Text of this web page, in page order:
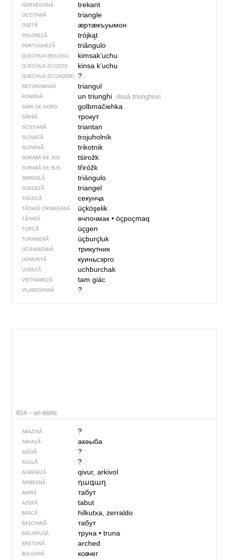
NORVEGIANĂ trekant
OCCITANĂ triangle
OSETĂ ӕртӕкъуымон
POLONEZĂ trójkąt
PORTUGHEZĂ triângulo
QUECHUA (BOLIVIA) kimsak’uchu
QUECHUA (CUZCO) kinsa k’uchu
QUECHUA (ECUADOR) ?
RETOROMANĂ triangul
ROMÂNĂ un triunghi două triunghiuri
SAMI DE NORD golbmačiehka
SÂRBĂ трокут
SCOȚIANĂ triantan
SLOVACĂ trojuholník
SLOVENĂ trikotnik
SORABĂ DE JOS tśirožk
SORABĂ DE SUS třiróžk
SPANIOLĂ triángulo
SUEDEZĂ triangel
TADJICĂ секунҷа
TĂTARĂ CRIMEEANĂ üçköşelik
TĂTARĂ өчпочмак• öçpoçmaq
TURCĂ üçgen
TURKMENĂ üçburçluk
UCRAINEANĂ трикутник
UDMURTĂ куиньсэрго
UZBECĂ uchburchak
VIETNAMEZĂ tam giác
VILAMOVIANĂ ?
614 – un sicriu
ABAZINĂ ?
ABHAZĂ акәыба
ADÎGĂ ?
AGULĂ ?
ALBANEZĂ qivur, arkivol
ARMEANĂ դագաղ
AVARĂ табут
AZERĂ tabut
BASCĂ hilkutxa, zerraldo
BAȘCHIRĂ табут
BIELORUSĂ труна• truna
BRETONĂ arched
BULGARĂ ковчег